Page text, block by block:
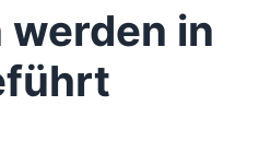
in